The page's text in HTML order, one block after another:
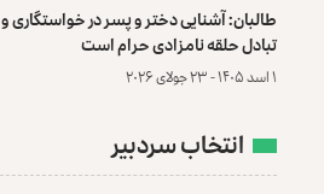
طالبان: آشنایی دختر و پسر در خواستگاری و
تبادل حلقه نامزادی حرام است
۱ اسد ۱۴۰۵ - ۲۳ جولای ۲۰۲۶
انتخاب سردبیر